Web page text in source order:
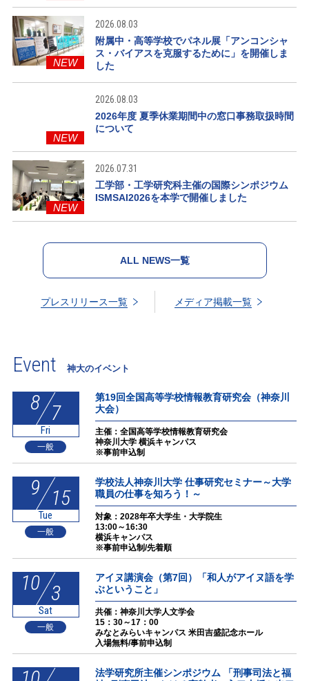
NEW
2026.08.03
附属中・高等学校でパネル展「アンコンシャ
ス・バイアスを克服するために」を開催しま
した
NEW
2026.08.03
2026年度 夏季休業期間中の窓口事務取扱時間
について
NEW
2026.07.31
工学部・工学研究科主催の国際シンポジウム
ISMSAI2026を本学で開催しました
ALL NEWS一覧
プレスリリース一覧 メディア掲載一覧
Event 神大のイベント
8 7
Fri
一般
第19回全国高等学校情報教育研究会（神奈川
大会）
主催：全国高等学校情報教育研究会
神奈川大学 横浜キャンパス
※事前申込制
9 15
Tue
一般
学校法人神奈川大学 仕事研究セミナー～大学
職員の仕事を知ろう！～
対象：2028年卒大学生・大学院生
13:00～16:30
横浜キャンパス
※事前申込制/先着順
10 3
Sat
一般
アイヌ講演会（第7回）「和人がアイヌ語を学
ぶということ」
共催：神奈川大学人文学会
15：30～17：00
みなとみらいキャンパス 米田吉盛記念ホール
入場無料/事前申込制
法学研究所主催シンポジウム 「刑事司法と福